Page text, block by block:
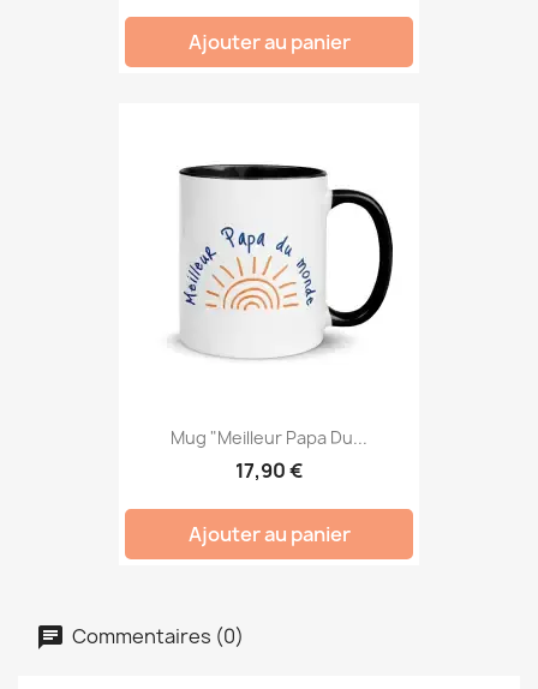
Ajouter au panier
Mug "Meilleur Papa Du...
17,90 €
Ajouter au panier
Commentaires (0)